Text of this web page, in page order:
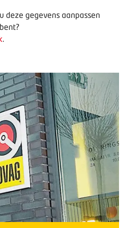
deze gegevens aanpassen
.